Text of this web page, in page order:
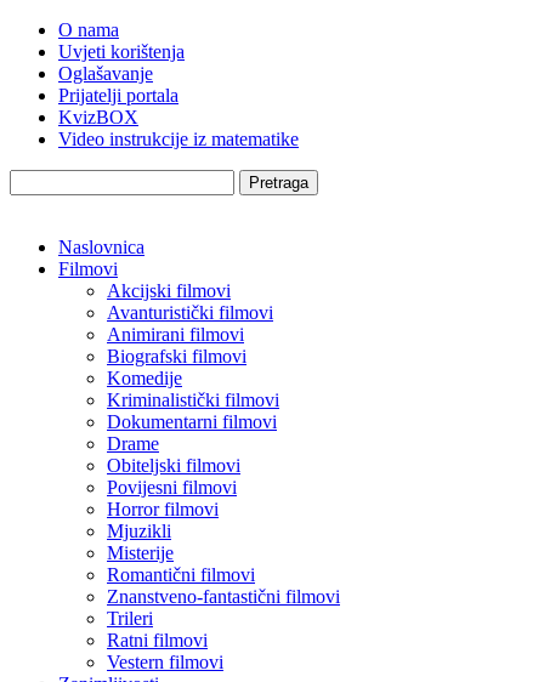
O nama
Uvjeti korištenja
Oglašavanje
Prijatelji portala
KvizBOX
Video instrukcije iz matematike
Pretraga
Naslovnica
Filmovi
Akcijski filmovi
Avanturistički filmovi
Animirani filmovi
Biografski filmovi
Komedije
Kriminalistički filmovi
Dokumentarni filmovi
Drame
Obiteljski filmovi
Povijesni filmovi
Horror filmovi
Mjuzikli
Misterije
Romantični filmovi
Znanstveno-fantastični filmovi
Trileri
Ratni filmovi
Vestern filmovi